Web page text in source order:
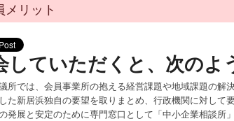
メリット
していただくと、次の
所では、会員事業所の抱える経営課題や地域課題の解
た新居浜独自の要望を取りまとめ、行政機関に対して
発展と安定のために専門窓口として「中小企業相談所